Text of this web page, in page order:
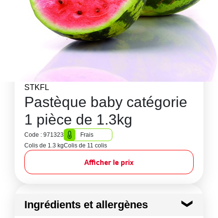
STKFL
Pastèque baby catégorie
1 pièce de 1.3kg
Code : 971323
Frais
Colis de 1.3 kgColis de 11 colis
Afficher le prix
Ingrédients et allergènes